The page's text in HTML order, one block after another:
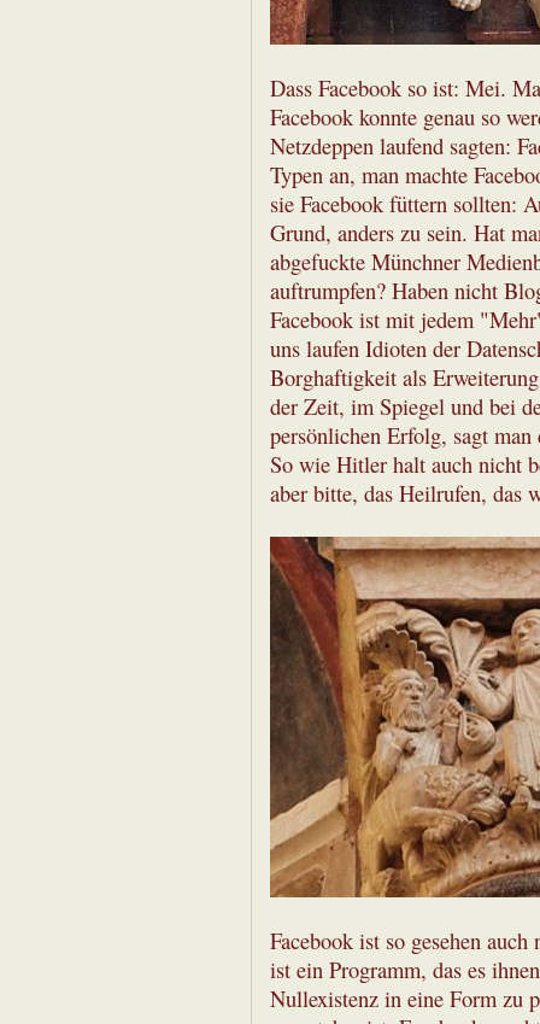
Dass Facebook so ist: Mei.
Facebook konnte genau so
Netzdeppen laufend sagten:
Typen an, man machte
sie Facebook füttern sollten:
Grund, anders zu sein. Hat
abgefuckte Münchner
auftrumpfen? Haben nicht
Facebook ist mit jedem
uns laufen Idioten der
Borghaftigkeit als
der Zeit, im Spiegel und bei
persönlichen Erfolg, sagt
So wie Hitler halt auch nicht
aber bitte, das Heilrufen, das
Facebook ist so gesehen
ist ein Programm, das es
Nullexistenz in eine Form zu